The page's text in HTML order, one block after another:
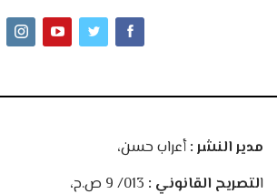
مدير النشر :أعراب حسن،
التصريح القانوني :